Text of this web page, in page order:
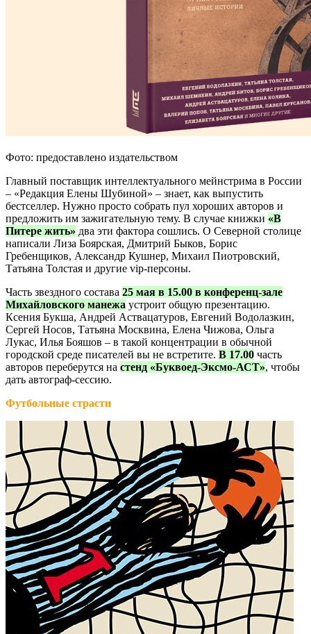
Фото: предоставлено издательством
Главный поставщик интеллектуального мейнстрима в России
– «Редакция Елены Шубиной» – знает, как выпустить
бестселлер. Нужно просто собрать пул хороших авторов и
предложить им зажигательную тему. В случае книжки «В
Питере жить» два эти фактора сошлись. О Северной столице
написали Лиза Боярская, Дмитрий Быков, Борис
Гребенщиков, Александр Кушнер, Михаил Пиотровский,
Татьяна Толстая и другие vip-персоны.
Часть звездного состава 25 мая в 15.00 в конференц-зале
Михайловского манежа устроит общую презентацию.
Ксения Букша, Андрей Аствацатуров, Евгений Водолазкин,
Сергей Носов, Татьяна Москвина, Елена Чижова, Ольга
Лукас, Илья Бояшов – в такой концентрации в обычной
городской среде писателей вы не встретите. В 17.00 часть
авторов переберутся на стенд «Буквоед-Эксмо-АСТ», чтобы
дать автограф-сессию.
Футбольные страсти